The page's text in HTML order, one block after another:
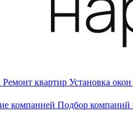
Ремонт квартир Установка окон
компанией Подбор компаний